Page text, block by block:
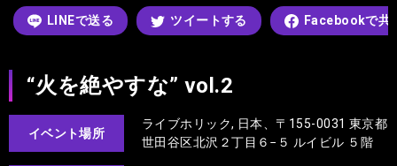
LINEで送る ツイートする Facebookで共
“火を絶やすな” vol.2
イベント場所
ライブホリック, 日本、〒155-0031 東京都
世田谷区北沢２丁目６−５ ルイビル ５階